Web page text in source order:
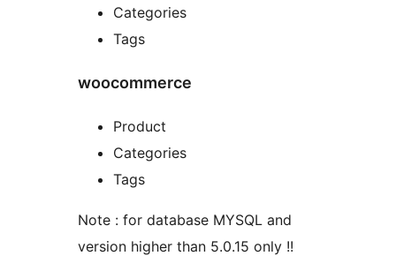
Categories
Tags
woocommerce
Product
Categories
Tags
Note : for database MYSQL and
version higher than 5.0.15 only !!